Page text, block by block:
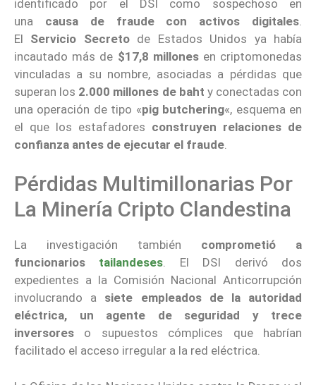
identificado por el DSI como sospechoso en
una causa de fraude con activos digitales
El Servicio Secretode Estados Unidos ya había
incautado más de $17,8 millonesen criptomonedas
vinculadas a su nombre, asociadas a pérdidas que
superan los 2.000 millones de baht y conectadas con
una operación de tipo «pig butchering«, esquema en
el que los estafadores construyen relaciones de
confianza antes de ejecutar el fraude
Pérdidas Multimillonarias Por
La Minería Cripto Clandestina
La investigación también comprometió a
funcionarios tailandeses. El DSI derivó dos
expedientes a la Comisión Nacional Anticorrupción
involucrando a siete empleados de la autoridad
eléctrica, un agente de seguridad y trece
inversores o supuestos cómplices que habrían
facilitado el acceso irregular a la red eléctrica.